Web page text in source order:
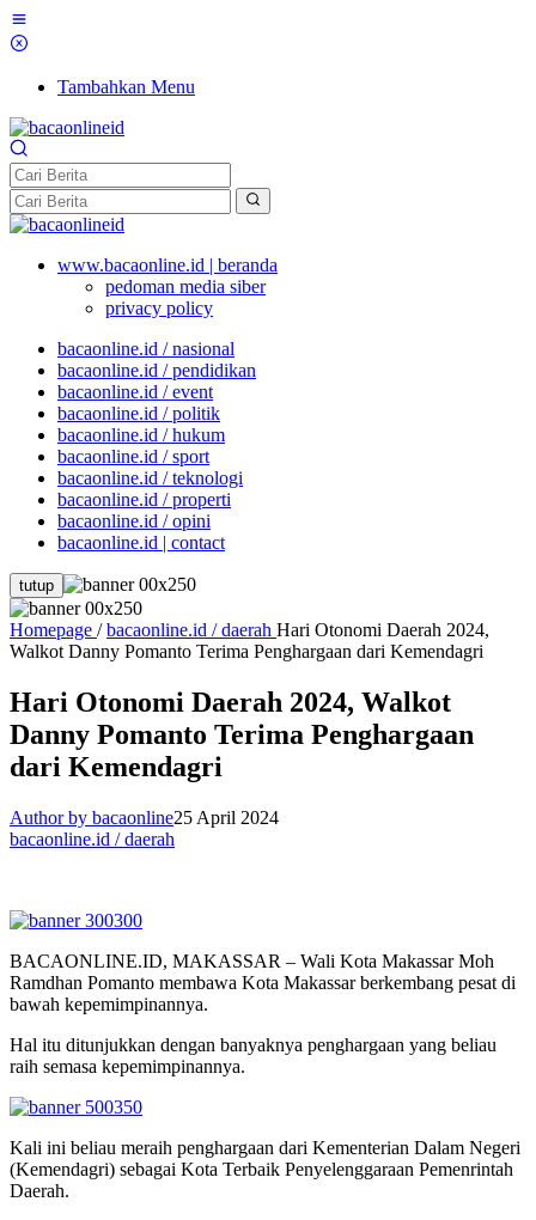
Tambahkan Menu
www.bacaonline.id | beranda
pedoman media siber
privacy policy
bacaonline.id / nasional
bacaonline.id / pendidikan
bacaonline.id / event
bacaonline.id / politik
bacaonline.id / hukum
bacaonline.id / sport
bacaonline.id / teknologi
bacaonline.id / properti
bacaonline.id / opini
bacaonline.id | contact
tutup
Homepage / bacaonline.id / daerah Hari Otonomi Daerah 2024,
Walkot Danny Pomanto Terima Penghargaan dari Kemendagri
Hari Otonomi Daerah 2024, Walkot
Danny Pomanto Terima Penghargaan
dari Kemendagri
Author by bacaonline25 April 2024
bacaonline.id / daerah
BACAONLINE.ID, MAKASSAR – Wali Kota Makassar Moh
Ramdhan Pomanto membawa Kota Makassar berkembang pesat di
bawah kepemimpinannya.
Hal itu ditunjukkan dengan banyaknya penghargaan yang beliau
raih semasa kepemimpinannya.
Kali ini beliau meraih penghargaan dari Kementerian Dalam Negeri
(Kemendagri) sebagai Kota Terbaik Penyelenggaraan Pemenrintah
Daerah.